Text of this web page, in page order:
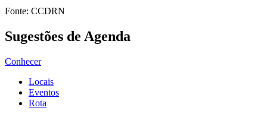
Fonte: CCDRN
Sugestões de Agenda
Conhecer
Locais
Eventos
Rota